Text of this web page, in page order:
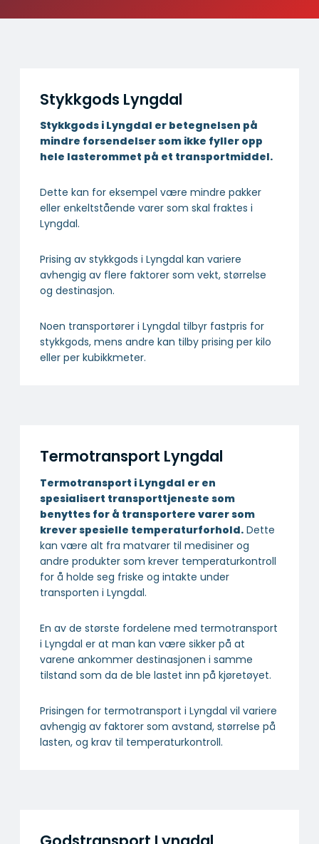
Stykkgods Lyngdal
Stykkgods i Lyngdal er betegnelsen på
mindre forsendelser som ikke fyller opp
hele lasterommet på et transportmiddel.
Dette kan for eksempel være mindre pakker
eller enkeltstående varer som skal fraktes i
Lyngdal.
Prising av stykkgods i Lyngdal kan variere
avhengig av flere faktorer som vekt, størrelse
og destinasjon.
Noen transportører i Lyngdal tilbyr fastpris for
stykkgods, mens andre kan tilby prising per kilo
eller per kubikkmeter.
Termotransport Lyngdal
Termotransport i Lyngdal er en
spesialisert transport­tjeneste som
benyttes for å transportere varer som
krever spesielle temperatur­forhold. Dette
kan være alt fra matvarer til medisiner og
andre produkter som krever temperaturkontroll
for å holde seg friske og intakte under
transporten i Lyngdal.
En av de største fordelene med termotransport
i Lyngdal er at man kan være sikker på at
varene ankommer destinasjonen i samme
tilstand som da de ble lastet inn på kjøretøyet.
Prisingen for termotransport i Lyngdal vil variere
avhengig av faktorer som avstand, størrelse på
lasten, og krav til temperaturkontroll.